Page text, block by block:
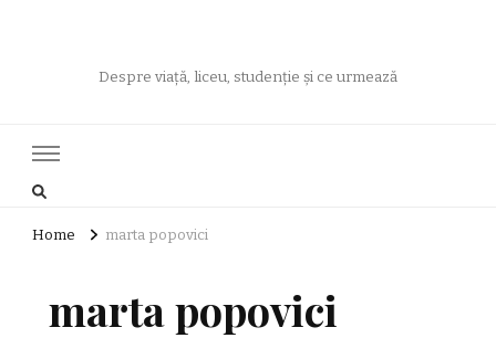
Despre viață, liceu, studenție și ce urmează
Home marta popovici
marta popovici